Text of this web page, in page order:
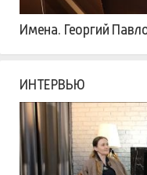
Имена. Георгий
ИНТЕРВЬЮ